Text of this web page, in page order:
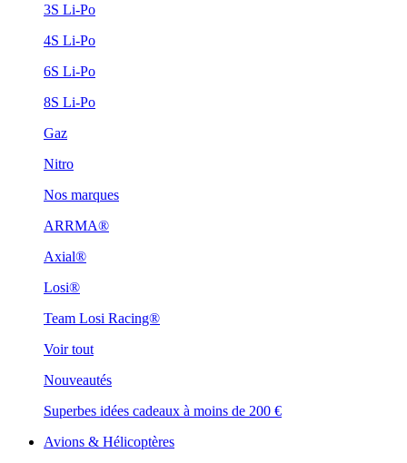
3S Li-Po
4S Li-Po
6S Li-Po
8S Li-Po
Gaz
Nitro
Nos marques
ARRMA®
Axial®
Losi®
Team Losi Racing®
Voir tout
Nouveautés
Superbes idées cadeaux à moins de 200 €
Avions & Hélicoptères